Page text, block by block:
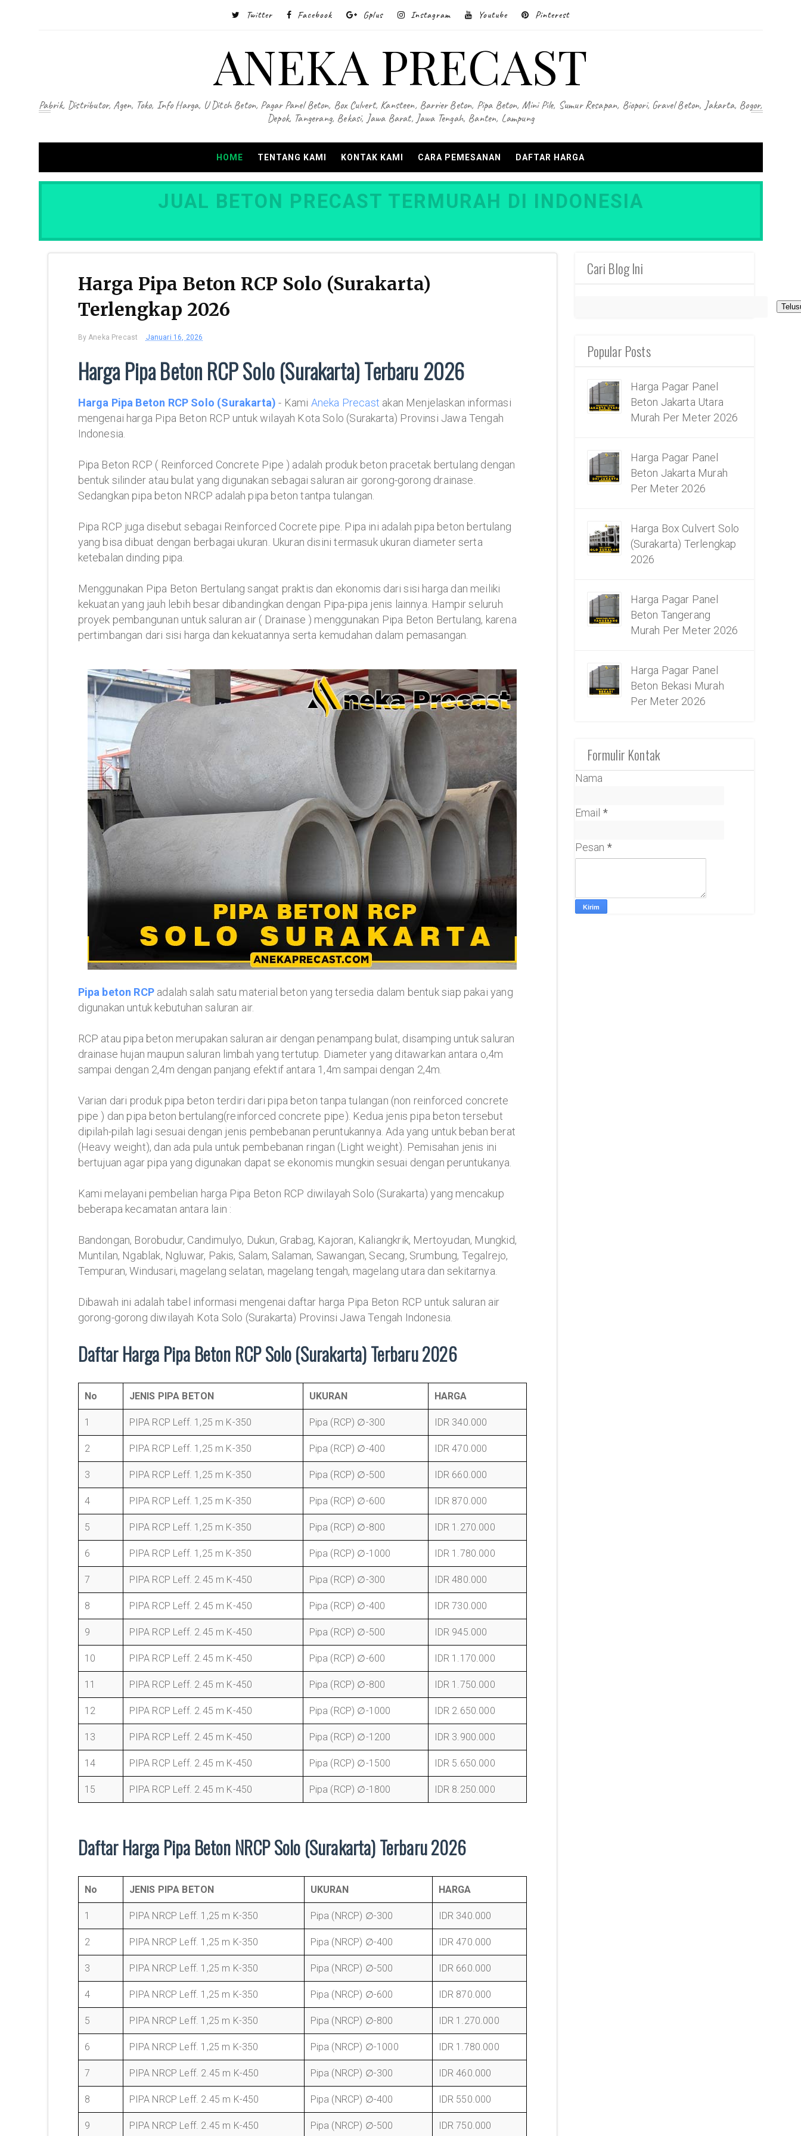
Twitter Facebook Gplus Instagram Youtube Pinterest
ANEKA PRECAST
Pabrik, Distributor, Agen, Toko, Info Harga, U Ditch Beton, Pagar Panel Beton, Box Culvert, Kansteen, Barrier Beton, Pipa Beton, Mini Pile, Sumur Resapan, Biopori, Gravel Beton, Jakarta, Bogor,
Depok, Tangerang, Bekasi, Jawa Barat, Jawa Tengah, Banten, Lampung
HOME TENTANG KAMI KONTAK KAMI CARA PEMESANAN DAFTAR HARGA
JUAL BETON PRECAST TERMURAH DI INDONESIA
Harga Pipa Beton RCP Solo (Surakarta)
Terlengkap 2026
By Aneka Precast Januari 16, 2026
Harga Pipa Beton RCP Solo (Surakarta) Terbaru 2026
Harga Pipa Beton RCP Solo (Surakarta) - Kami Aneka Precast akan Menjelaskan informasi
mengenai harga Pipa Beton RCP untuk wilayah Kota Solo (Surakarta) Provinsi Jawa Tengah
Indonesia.
Pipa Beton RCP ( Reinforced Concrete Pipe ) adalah produk beton pracetak bertulang dengan
bentuk silinder atau bulat yang digunakan sebagai saluran air gorong-gorong drainase.
Sedangkan pipa beton NRCP adalah pipa beton tantpa tulangan.
Pipa RCP juga disebut sebagai Reinforced Cocrete pipe. Pipa ini adalah pipa beton bertulang
yang bisa dibuat dengan berbagai ukuran. Ukuran disini termasuk ukuran diameter serta
ketebalan dinding pipa.
Menggunakan Pipa Beton Bertulang sangat praktis dan ekonomis dari sisi harga dan meiliki
kekuatan yang jauh lebih besar dibandingkan dengan Pipa-pipa jenis lainnya. Hampir seluruh
proyek pembangunan untuk saluran air ( Drainase ) menggunakan Pipa Beton Bertulang, karena
pertimbangan dari sisi harga dan kekuatannya serta kemudahan dalam pemasangan.
Pipa beton RCP adalah salah satu material beton yang tersedia dalam bentuk siap pakai yang
digunakan untuk kebutuhan saluran air.
RCP atau pipa beton merupakan saluran air dengan penampang bulat, disamping untuk saluran
drainase hujan maupun saluran limbah yang tertutup. Diameter yang ditawarkan antara o,4m
sampai dengan 2,4m dengan panjang efektif antara 1,4m sampai dengan 2,4m.
Varian dari produk pipa beton terdiri dari pipa beton tanpa tulangan (non reinforced concrete
pipe ) dan pipa beton bertulang(reinforced concrete pipe). Kedua jenis pipa beton tersebut
dipilah-pilah lagi sesuai dengan jenis pembebanan peruntukannya. Ada yang untuk beban berat
(Heavy weight), dan ada pula untuk pembebanan ringan (Light weight). Pemisahan jenis ini
bertujuan agar pipa yang digunakan dapat se ekonomis mungkin sesuai dengan peruntukanya.
Kami melayani pembelian harga Pipa Beton RCP diwilayah Solo (Surakarta) yang mencakup
beberapa kecamatan antara lain :
Bandongan, Borobudur, Candimulyo, Dukun, Grabag, Kajoran, Kaliangkrik, Mertoyudan, Mungkid,
Muntilan, Ngablak, Ngluwar, Pakis, Salam, Salaman, Sawangan, Secang, Srumbung, Tegalrejo,
Tempuran, Windusari, magelang selatan, magelang tengah, magelang utara dan sekitarnya.
Dibawah ini adalah tabel informasi mengenai daftar harga Pipa Beton RCP untuk saluran air
gorong-gorong diwilayah Kota Solo (Surakarta) Provinsi Jawa Tengah Indonesia.
Daftar Harga Pipa Beton RCP Solo (Surakarta) Terbaru 2026
No JENIS PIPA BETON UKURAN HARGA
1 PIPA RCP Leff. 1,25 m K-350 Pipa (RCP) ∅-300 IDR 340.000
2 PIPA RCP Leff. 1,25 m K-350 Pipa (RCP) ∅-400 IDR 470.000
3 PIPA RCP Leff. 1,25 m K-350 Pipa (RCP) ∅-500 IDR 660.000
4 PIPA RCP Leff. 1,25 m K-350 Pipa (RCP) ∅-600 IDR 870.000
5 PIPA RCP Leff. 1,25 m K-350 Pipa (RCP) ∅-800 IDR 1.270.000
6 PIPA RCP Leff. 1,25 m K-350 Pipa (RCP) ∅-1000 IDR 1.780.000
7 PIPA RCP Leff. 2.45 m K-450 Pipa (RCP) ∅-300 IDR 480.000
8 PIPA RCP Leff. 2.45 m K-450 Pipa (RCP) ∅-400 IDR 730.000
9 PIPA RCP Leff. 2.45 m K-450 Pipa (RCP) ∅-500 IDR 945.000
10 PIPA RCP Leff. 2.45 m K-450 Pipa (RCP) ∅-600 IDR 1.170.000
11 PIPA RCP Leff. 2.45 m K-450 Pipa (RCP) ∅-800 IDR 1.750.000
12 PIPA RCP Leff. 2.45 m K-450 Pipa (RCP) ∅-1000 IDR 2.650.000
13 PIPA RCP Leff. 2.45 m K-450 Pipa (RCP) ∅-1200 IDR 3.900.000
14 PIPA RCP Leff. 2.45 m K-450 Pipa (RCP) ∅-1500 IDR 5.650.000
15 PIPA RCP Leff. 2.45 m K-450 Pipa (RCP) ∅-1800 IDR 8.250.000
Daftar Harga Pipa Beton NRCP Solo (Surakarta) Terbaru 2026
No JENIS PIPA BETON UKURAN HARGA
1 PIPA NRCP Leff. 1,25 m K-350 Pipa (NRCP) ∅-300 IDR 340.000
2 PIPA NRCP Leff. 1,25 m K-350 Pipa (NRCP) ∅-400 IDR 470.000
3 PIPA NRCP Leff. 1,25 m K-350 Pipa (NRCP) ∅-500 IDR 660.000
4 PIPA NRCP Leff. 1,25 m K-350 Pipa (NRCP) ∅-600 IDR 870.000
5 PIPA NRCP Leff. 1,25 m K-350 Pipa (NRCP) ∅-800 IDR 1.270.000
6 PIPA NRCP Leff. 1,25 m K-350 Pipa (NRCP) ∅-1000 IDR 1.780.000
7 PIPA NRCP Leff. 2.45 m K-450 Pipa (NRCP) ∅-300 IDR 460.000
8 PIPA NRCP Leff. 2.45 m K-450 Pipa (NRCP) ∅-400 IDR 550.000
9 PIPA NRCP Leff. 2.45 m K-450 Pipa (NRCP) ∅-500 IDR 750.000
Cari Blog Ini
Popular Posts
Harga Pagar Panel
Beton Jakarta Utara
Murah Per Meter 2026
Harga Pagar Panel
Beton Jakarta Murah
Per Meter 2026
Harga Box Culvert Solo
(Surakarta) Terlengkap
2026
Harga Pagar Panel
Beton Tangerang
Murah Per Meter 2026
Harga Pagar Panel
Beton Bekasi Murah
Per Meter 2026
Formulir Kontak
Nama
Email *
Pesan *